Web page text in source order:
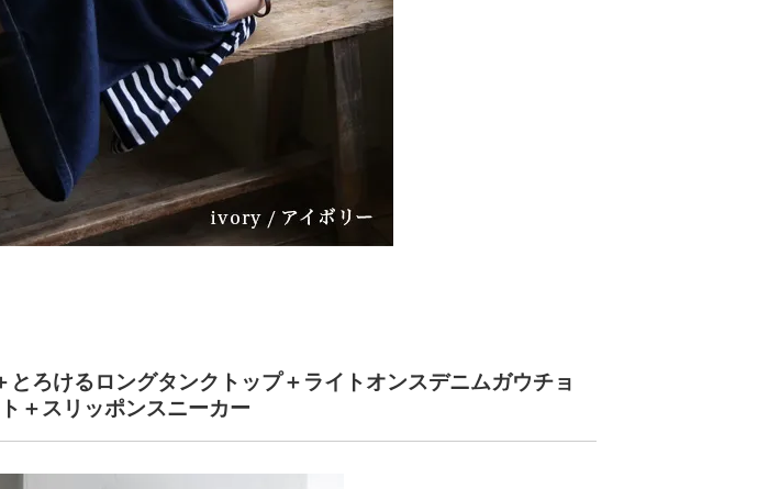
ろけるロングタンクトップ＋ライトオンスデニムガウチョ
＋スリッポンスニーカー